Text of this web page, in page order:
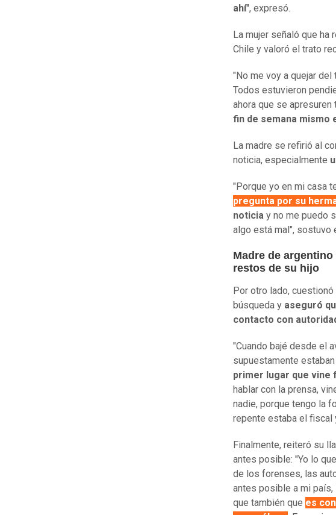
ahí", expresó.
La mujer señaló que ha
Chile y valoró el trato
"No me voy a quejar
Todos estuvieron
ahora que se
fin de semana mismo
La madre se refirió al
noticia, especialmente
"Porque yo en mi casa
pregunta por su
noticia y no me puedo
algo está mal", sostuvo
Madre de
restos de su hijo
Por otro lado,
búsqueda y aseguró
contacto con
"Cuando bajé desde el
supuestamente
primer lugar que vine
hablar con la prensa,
nadie, porque tengo la
repente estaba el fiscal
Finalmente, reiteró su
antes posible: "Yo lo
de los forenses, las
antes posible a mi país,
que también que es